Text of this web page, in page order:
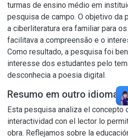
turmas de ensino médio em
pesquisa de campo. O objetivo da
a ciberliteratura era familiar para
facilitava a compreensão e o
Como resultado, a pesquisa foi
interesse dos estudantes pelo
desconhecia a poesia digital.
Resumo em outro idioma
Esta pesquisa analiza el concepto
interactividad con el lector lo
obra. Reflejamos sobre la